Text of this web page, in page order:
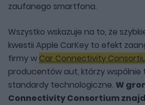
zaufanego smartfona.
Wszystko wskazuje na to, że
kwestii Apple CarKey to efekt
firmy w Car Connectivity
producentów aut, którzy wspólnie
standardy technologiczne. W
Connectivity Consortium